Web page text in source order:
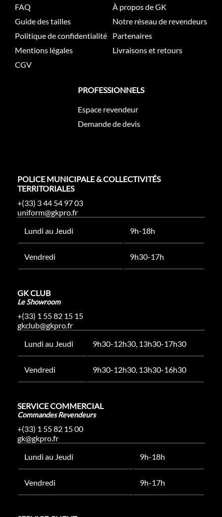
FAQ
Guide des tailles
Politique de confidentialité
Mentions légales
CGV
À propos de GK
Notre réseau de revendeurs
Partenaires
Livraisons et retours
PROFESSIONNELS
Espace revendeur
Demande de devis
POLICE MUNICIPALE & COLLECTIVITÉS
TERRITORIALES
+(33) 3 44 54 97 03
uniform@gkpro.fr
Lundi au Jeudi
9h-18h
Vendredi 9h30-17h
GK CLUB
Le Showroom
+(33) 1 55 82 15 15
gkclub@gkpro.fr
Lundi au Jeudi
9h30-12h30, 13h30-17h30
Vendredi 9h30-12h30, 13h30-16h30
SERVICE COMMERCIAL
Commandes Revendeurs
+(33) 1 55 82 15 00
gk@gkpro.fr
Lundi au Jeudi
9h-18h
Vendredi 9h-17h